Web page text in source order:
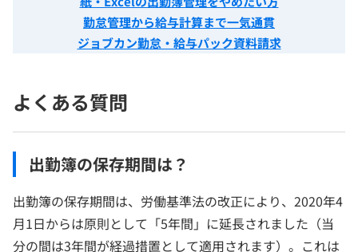
勤怠管理から給与計算まで一気通貫
ジョブカン勤怠・給与パック資料請求
よくある質問
出勤簿の保存期間は？
出勤簿の保存期間は、労働基準法の改正により、2020年4
月1日からは原則として「5年間」に延長されました（当
分の間は3年間が経過措置として適用されます）。これは